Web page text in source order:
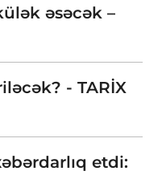
əsəcək –
- TARİX
etdi: